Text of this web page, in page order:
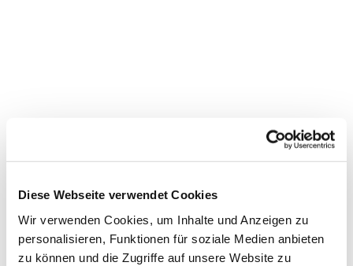
Diese Webseite verwendet Cookies
Wir verwenden Cookies, um Inhalte und Anzeigen zu
personalisieren, Funktionen für soziale Medien anbieten
zu können und die Zugriffe auf unsere Website zu